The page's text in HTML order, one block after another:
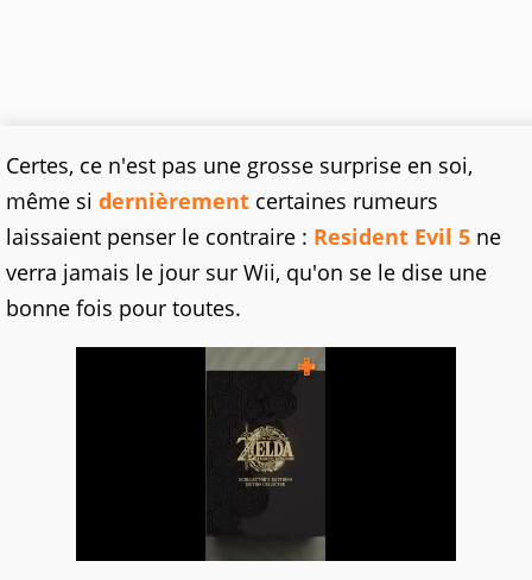
Certes, ce n'est pas une grosse surprise en soi,
même si dernièrement certaines rumeurs
laissaient penser le contraire : Resident Evil 5 ne
verra jamais le jour sur Wii, qu'on se le dise une
bonne fois pour toutes.